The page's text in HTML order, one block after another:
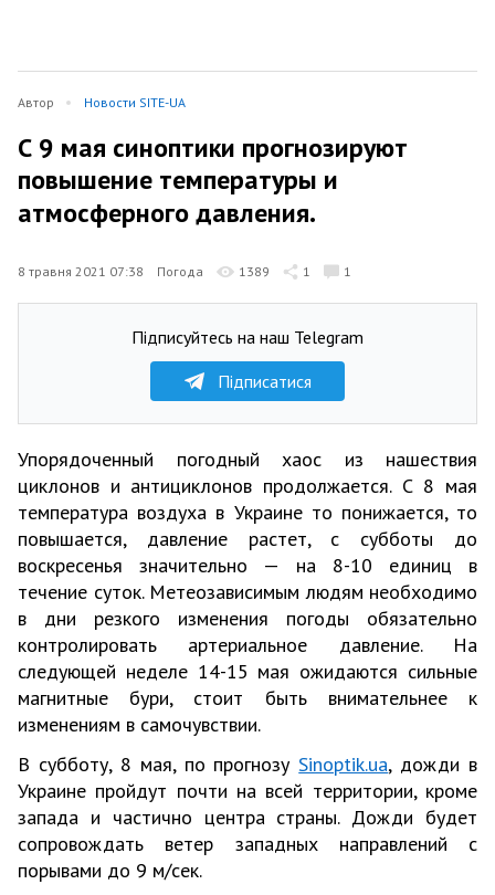
Автор Новости SITE-UA
С 9 мая синоптики прогнозируют
повышение температуры и
атмосферного давления.
8 травня 2021 07:38 Погода 1389 1 1
Підписуйтесь на наш Telegram
Підписатися
Упорядоченный погодный хаос из нашествия
циклонов и антициклонов продолжается. С 8 мая
температура воздуха в Украине то понижается, то
повышается, давление растет, с субботы до
воскресенья значительно — на 8-10 единиц в
течение суток. Метеозависимым людям необходимо
в дни резкого изменения погоды обязательно
контролировать артериальное давление. На
следующей неделе 14-15 мая ожидаются сильные
магнитные бури, стоит быть внимательнее к
изменениям в самочувствии.
В субботу, 8 мая, по прогнозу Sinoptik.ua, дожди в
Украине пройдут почти на всей территории, кроме
запада и частично центра страны. Дожди будет
сопровождать ветер западных направлений с
порывами до 9 м/сек.